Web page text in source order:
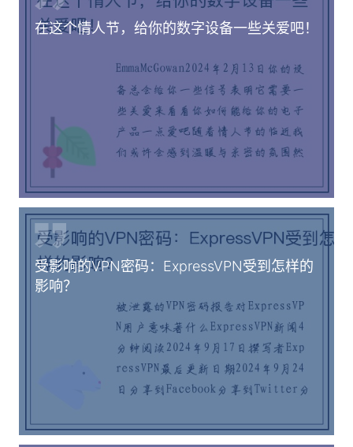
在这个情人节，给你的数字设备一些关爱吧！
受影响的VPN密码：ExpressVPN受到怎样的
影响？